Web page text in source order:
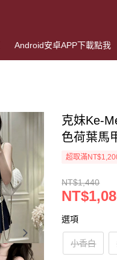
Android安卓APP下載點我
克妹Ke-
色荷葉馬
超取滿
NT$1,440
選項
小香白